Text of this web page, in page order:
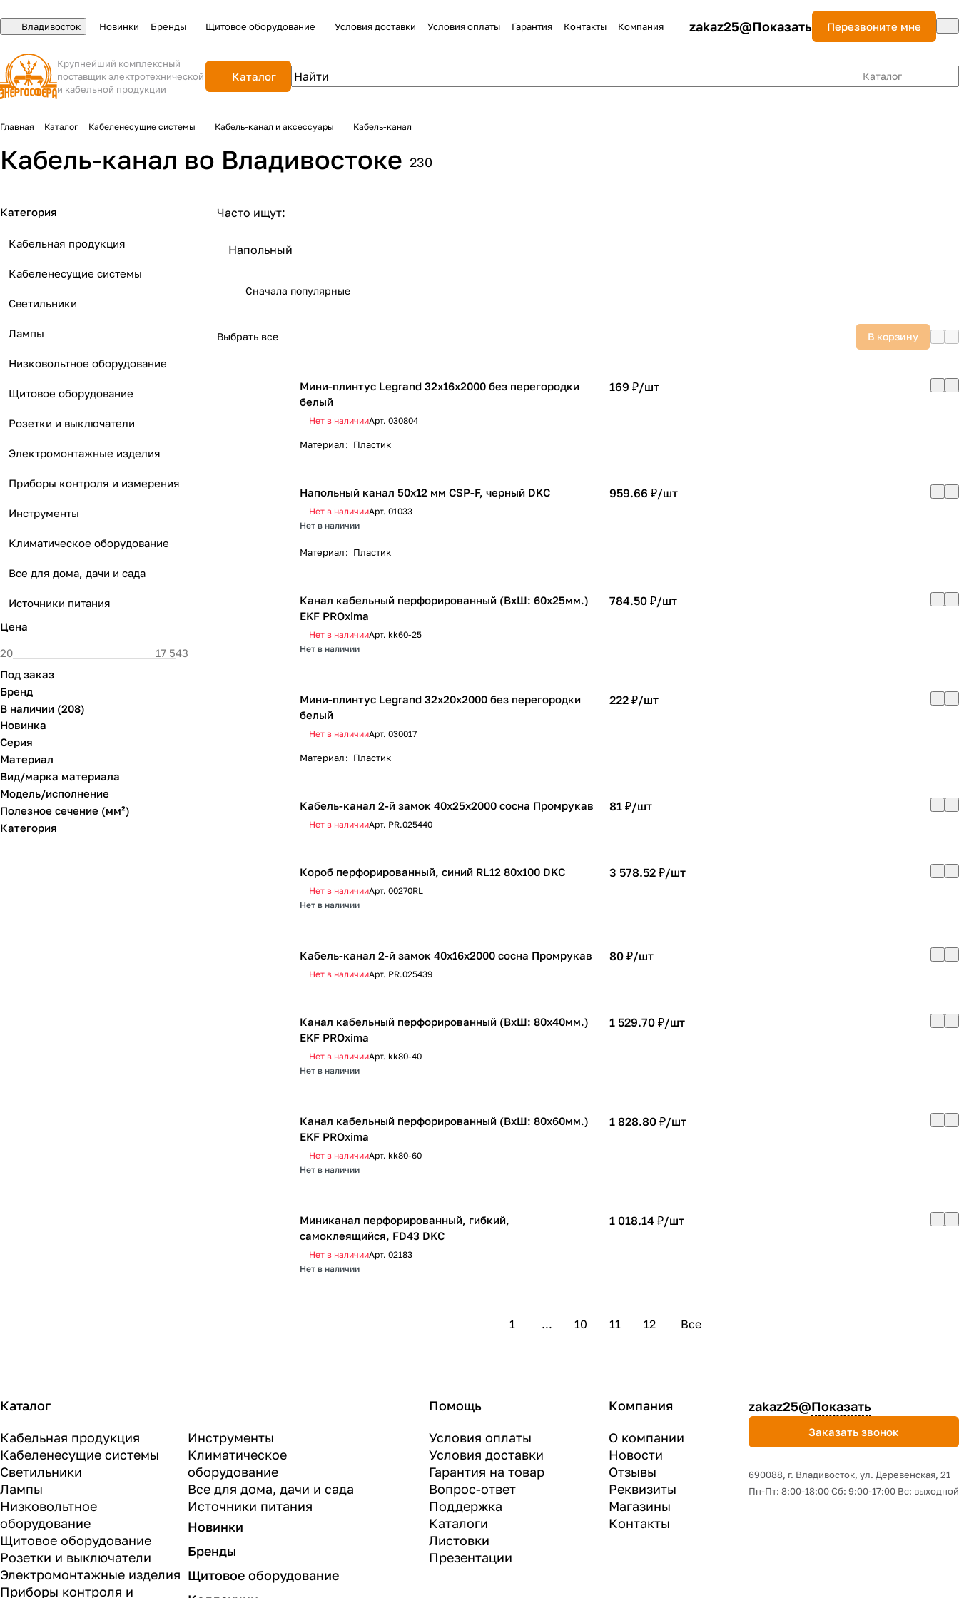
Владивосток Новинки Бренды Щитовое оборудование Условия доставки Условия оплаты Гарантия Контакты Компания zakaz25@Показать Перезвоните мне
Крупнейший комплексный
поставщик электротехнической
и кабельной продукции
Каталог Каталог
Главная Каталог Кабеленесущие системы Кабель-канал и аксессуары Кабель-канал
Кабель-канал во Владивостоке 230
Часто ищут:
Напольный
Сначала популярные
Выбрать все В корзину
Мини-плинтус Legrand 32х16х2000 без перегородки
белый
Нет в наличииАрт. 030804
169 ₽/шт
Материал: Пластик
Напольный канал 50х12 мм CSP-F, черный DKC
Нет в наличииАрт. 01033
Нет в наличии
959.66 ₽/шт
Материал: Пластик
Канал кабельный перфорированный (ВхШ: 60х25мм.)
EKF PROxima
Нет в наличииАрт. kk60-25
Нет в наличии
784.50 ₽/шт
Мини-плинтус Legrand 32х20х2000 без перегородки
белый
Нет в наличииАрт. 030017
222 ₽/шт
Материал: Пластик
Кабель-канал 2-й замок 40х25х2000 сосна Промрукав
Нет в наличииАрт. PR.025440
81 ₽/шт
Короб перфорированный, синий RL12 80x100 DKC
Нет в наличииАрт. 00270RL
Нет в наличии
3 578.52 ₽/шт
Кабель-канал 2-й замок 40х16х2000 сосна Промрукав
Нет в наличииАрт. PR.025439
80 ₽/шт
Канал кабельный перфорированный (ВхШ: 80х40мм.)
EKF PROxima
Нет в наличииАрт. kk80-40
Нет в наличии
1 529.70 ₽/шт
Канал кабельный перфорированный (ВхШ: 80х60мм.)
EKF PROxima
Нет в наличииАрт. kk80-60
Нет в наличии
1 828.80 ₽/шт
Миниканал перфорированный, гибкий,
самоклеящийся, FD43 DKC
Нет в наличииАрт. 02183
Нет в наличии
1 018.14 ₽/шт
1 ... 10 11 12 Все
Категория
Кабельная продукция
Кабеленесущие системы
Светильники
Лампы
Низковольтное оборудование
Щитовое оборудование
Розетки и выключатели
Электромонтажные изделия
Приборы контроля и измерения
Инструменты
Климатическое оборудование
Все для дома, дачи и сада
Источники питания
Цена
Под заказ
Бренд
В наличии (208)
Новинка
Серия
Материал
Вид/марка материала
Модель/исполнение
Полезное сечение (мм²)
Категория
Каталог
Кабельная продукция
Кабеленесущие системы
Светильники
Лампы
Низковольтное
оборудование
Щитовое оборудование
Розетки и выключатели
Электромонтажные изделия
Приборы контроля и
Инструменты
Климатическое
оборудование
Все для дома, дачи и сада
Источники питания
Новинки
Бренды
Щитовое оборудование
Помощь
Условия оплаты
Условия доставки
Гарантия на товар
Вопрос-ответ
Поддержка
Каталоги
Листовки
Презентации
Компания
О компании
Новости
Отзывы
Реквизиты
Магазины
Контакты
zakaz25@Показать
Заказать звонок
690088, г. Владивосток, yл. Деревенская, 21
Пн-Пт: 8:00-18:00 Сб: 9:00-17:00 Вс: выходной